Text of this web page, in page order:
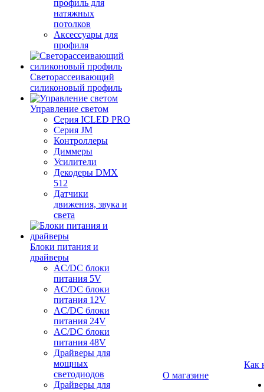
профиль для
натяжных
потолков
Аксессуары для
профиля
Светорассеивающий
силиконовый профиль
Управление светом
Серия ICLED PRO
Серия JM
Контроллеры
Диммеры
Усилители
Декодеры DMX
512
Датчики
движения, звука и
света
Блоки питания и
драйверы
AC/DC блоки
питания 5V
AC/DC блоки
питания 12V
AC/DC блоки
питания 24V
AC/DC блоки
питания 48V
Драйверы для
мощных
светодиодов
Драйверы для
О магазине
Как